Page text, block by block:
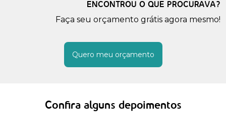
ENCONTROU O QUE PROCURAVA?
Faça seu orçamento grátis agora mesmo!
Quero meu orçamento
Confira alguns depoimentos